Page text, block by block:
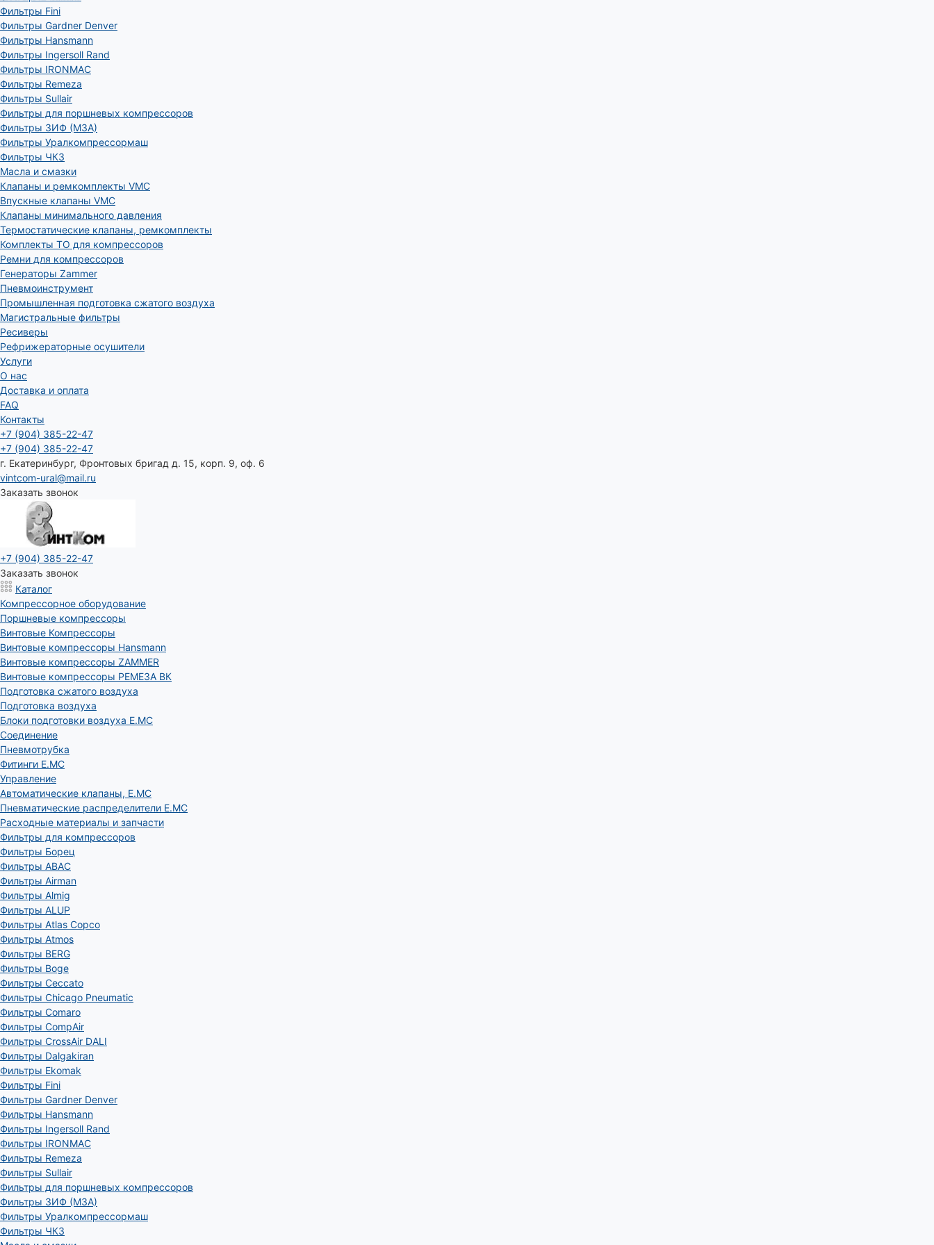
Фильтры Fini
Фильтры Gardner Denver
Фильтры Hansmann
Фильтры Ingersoll Rand
Фильтры IRONMAC
Фильтры Remeza
Фильтры Sullair
Фильтры для поршневых компрессоров
Фильтры ЗИФ (МЗА)
Фильтры Уралкомпрессормаш
Фильтры ЧКЗ
Масла и смазки
Клапаны и ремкомплекты VMC
Впускные клапаны VMC
Клапаны минимального давления
Термостатические клапаны, ремкомплекты
Комплекты ТО для компрессоров
Ремни для компрессоров
Генераторы Zammer
Пневмоинструмент
Промышленная подготовка сжатого воздуха
Магистральные фильтры
Ресиверы
Рефрижераторные осушители
Услуги
О нас
Доставка и оплата
FAQ
Контакты
+7 (904) 385-22-47
+7 (904) 385-22-47
г. Екатеринбург, Фронтовых бригад д. 15, корп. 9, оф. 6
vintcom-ural@mail.ru
Заказать звонок
+7 (904) 385-22-47
Заказать звонок
Каталог
Компрессорное оборудование
Поршневые компрессоры
Винтовые Компрессоры
Винтовые компрессоры Hansmann
Винтовые компрессоры ZAMMER
Винтовые компрессоры РЕМЕЗА ВК
Подготовка сжатого воздуха
Подготовка воздуха
Блоки подготовки воздуха E.MC
Соединение
Пневмотрубка
Фитинги E.MC
Управление
Автоматические клапаны, Е.МС
Пневматические распределители E.MC
Расходные материалы и запчасти
Фильтры для компрессоров
Фильтры Борец
Фильтры ABAC
Фильтры Airman
Фильтры Almig
Фильтры ALUP
Фильтры Atlas Copco
Фильтры Atmos
Фильтры BERG
Фильтры Boge
Фильтры Ceccato
Фильтры Chicago Pneumatic
Фильтры Comaro
Фильтры CompAir
Фильтры CrossAir DALI
Фильтры Dalgakiran
Фильтры Ekomak
Фильтры Fini
Фильтры Gardner Denver
Фильтры Hansmann
Фильтры Ingersoll Rand
Фильтры IRONMAC
Фильтры Remeza
Фильтры Sullair
Фильтры для поршневых компрессоров
Фильтры ЗИФ (МЗА)
Фильтры Уралкомпрессормаш
Фильтры ЧКЗ